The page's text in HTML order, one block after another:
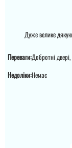
працюють з
це
Дуже велике дякую
Переваги:Добротні
Недоліки:Немає